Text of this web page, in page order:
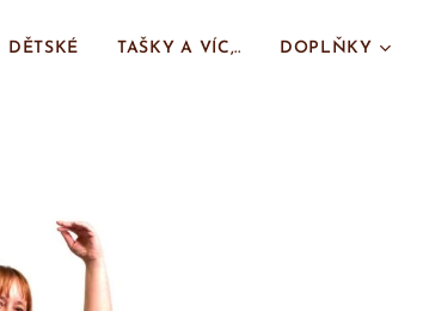
DĚTSKÉ TAŠKY A VÍC,.. DOPLŇKY